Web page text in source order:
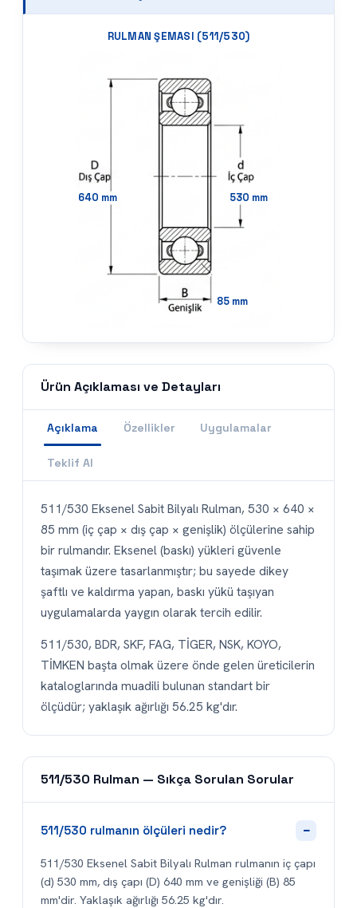
RULMAN ŞEMASI (511/530)
640 mm 530 mm
85 mm
Ürün Açıklaması ve Detayları
Açıklama Özellikler Uygulamalar
Teklif Al
511/530 Eksenel Sabit Bilyalı Rulman, 530 × 640 ×
85 mm (iç çap × dış çap × genişlik) ölçülerine sahip
bir rulmandır. Eksenel (baskı) yükleri güvenle
taşımak üzere tasarlanmıştır; bu sayede dikey
şaftlı ve kaldırma yapan, baskı yükü taşıyan
uygulamalarda yaygın olarak tercih edilir.
511/530, BDR, SKF, FAG, TİGER, NSK, KOYO,
TİMKEN başta olmak üzere önde gelen üreticilerin
kataloglarında muadili bulunan standart bir
ölçüdür; yaklaşık ağırlığı 56.25 kg'dır.
511/530 Rulman — Sıkça Sorulan Sorular
511/530 rulmanın ölçüleri nedir? −
511/530 Eksenel Sabit Bilyalı Rulman rulmanın iç çapı
(d) 530 mm, dış çapı (D) 640 mm ve genişliği (B) 85
mm'dir. Yaklaşık ağırlığı 56.25 kg'dır.